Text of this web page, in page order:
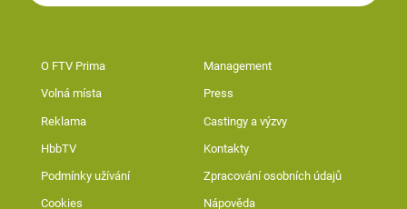
O FTV Prima Management
Volná místa Press
Reklama Castingy a výzvy
HbbTV Kontakty
Podmínky užívání Zpracování osobních údajů
Cookies Nápověda